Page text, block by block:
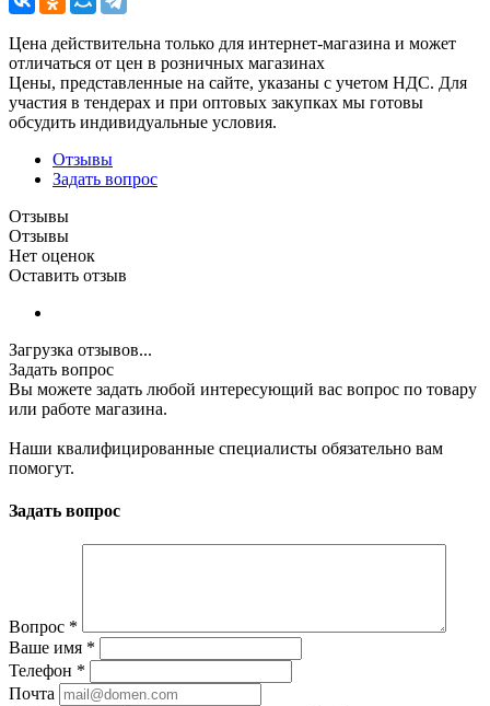
Цена действительна только для интернет-магазина и может
отличаться от цен в розничных магазинах
Цены, представленные на сайте, указаны с учетом НДС. Для
участия в тендерах и при оптовых закупках мы готовы
обсудить индивидуальные условия.
Отзывы
Задать вопрос
Отзывы
Отзывы
Нет оценок
Оставить отзыв
Загрузка отзывов...
Задать вопрос
Вы можете задать любой интересующий вас вопрос по товару
или работе магазина.
Наши квалифицированные специалисты обязательно вам
помогут.
Задать вопрос
Вопрос *
Ваше имя *
Телефон *
Почта